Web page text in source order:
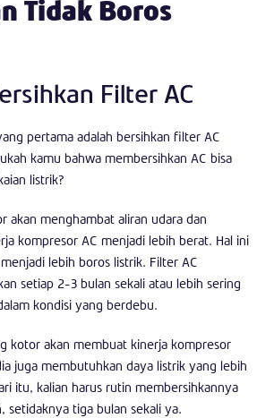
Tidak Boros
Filter AC
pertama adalah bersihkan filter AC
kamu bahwa membersihkan AC bisa
listrik?
akan menghambat aliran udara dan
kompresor AC menjadi lebih berat. Hal ini
lebih boros listrik. Filter AC
setiap 2-3 bulan sekali atau lebih sering
kondisi yang berdebu.
kotor akan membuat kinerja kompresor
juga membutuhkan daya listrik yang lebih
itu, kalian harus rutin membersihkannya
setidaknya tiga bulan sekali ya.